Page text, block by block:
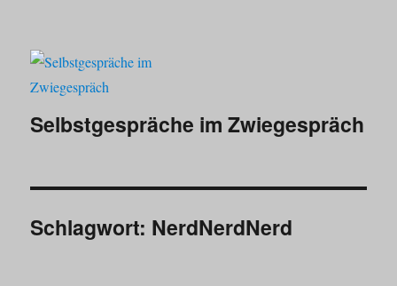
Selbstgespräche im Zwiegespräch
Schlagwort: NerdNerdNerd